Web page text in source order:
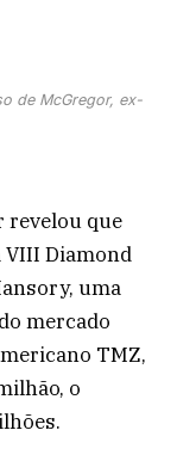
de McGregor, ex-
revelou que
VIII Diamond
uma
mercado
TMZ,
o